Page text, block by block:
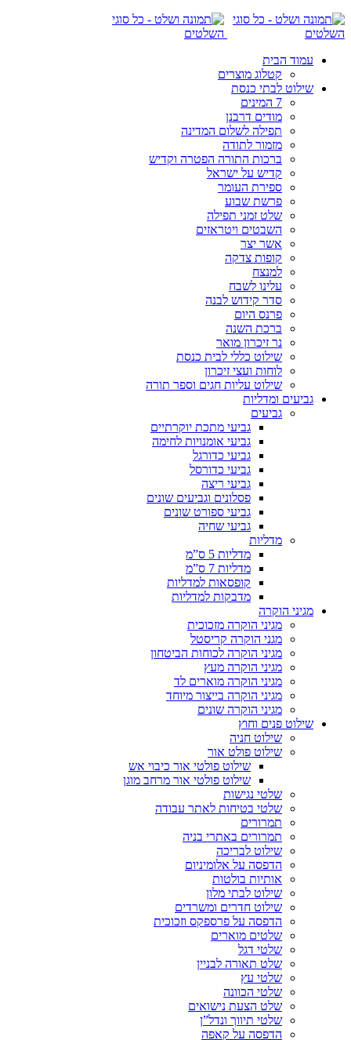
עמוד הבית
קטלוג מוצרים
שילוט לבתי כנסת
7 המינים
מודים דרבנן
תפילה לשלום המדינה
מזמור לתודה
ברכות התורה הפטרה וקדיש
קדיש על ישראל
ספירת העומר
פרשת שבוע
שלט זמני תפילה
השבטים ויטראזים
אשר יצר
קופות צדקה
למנצח
עלינו לשבח
סדר קידוש לבנה
פרנס היום
ברכת השנה
נר זיכרון מואר
שילוט כללי לבית כנסת
לוחות ועצי זיכרון
שילוט עליות חגים וספר תורה
גביעים ומדליות
גביעים
גביעי מתכת יוקרתיים
גביעי אומנויות לחימה
גביעי כדורגל
גביעי כדורסל
גביעי ריצה
פסלונים וגביעים שונים
גביעי ספורט שונים
גביעי שחיה
מדליות
מדליות 5 ס”מ
מדליות 7 ס”מ
קופסאות למדליות
מדבקות למדליות
מגיני הוקרה
מגיני הוקרה מזכוכית
מגני הוקרה קריסטל
מגיני הוקרה לכוחות הביטחון
מגיני הוקרה מעץ
מגיני הוקרה מוארים לד
מגיני הוקרה בייצור מיוחד
מגיני הוקרה שונים
שילוט פנים וחוץ
שילוט חניה
שילוט פולט אור
שילוט פולטי אור כיבוי אש
שילוט פולטי אור מרחב מוגן
שלטי נגישות
שלטי בטיחות לאתר עבודה
תמרורים
תמרורים באתרי בניה
שילוט לבריכה
הדפסה על אלומיניום
אותיות בולטות
שילוט לבתי מלון
שילוט חדרים ומשרדים
הדפסה על פרספקס וזכוכית
שלטים מוארים
שלטי דגל
שלט תאורה לבניין
שלטי עץ
שלטי הכוונה
שלט הצעת נישואים
שלטי תיווך ונדל”ן
הדפסה על קאפה